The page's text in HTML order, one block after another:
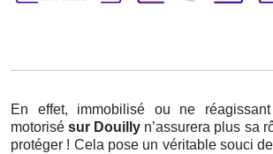
En effet, immobilisé ou ne
motorisésur Douilly n’assurera plus sa
protéger ! Cela pose un véritable souci